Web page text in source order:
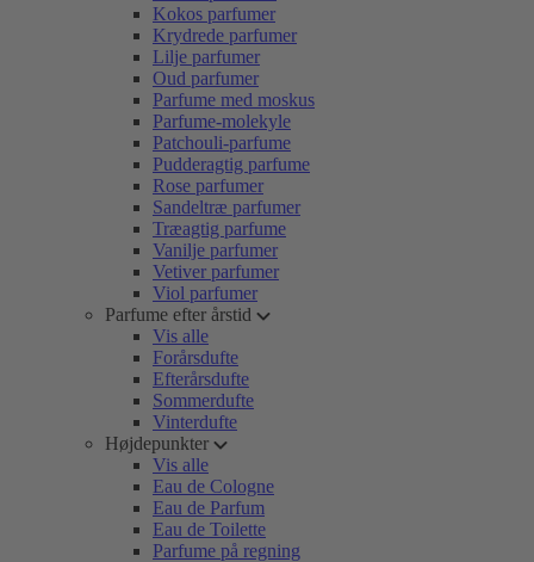
Kokos parfumer
Krydrede parfumer
Lilje parfumer
Oud parfumer
Parfume med moskus
Parfume-molekyle
Patchouli-parfume
Pudderagtig parfume
Rose parfumer
Sandeltræ parfumer
Træagtig parfume
Vanilje parfumer
Vetiver parfumer
Viol parfumer
Parfume efter årstid
Vis alle
Forårsdufte
Efterårsdufte
Sommerdufte
Vinterdufte
Højdepunkter
Vis alle
Eau de Cologne
Eau de Parfum
Eau de Toilette
Parfume på regning